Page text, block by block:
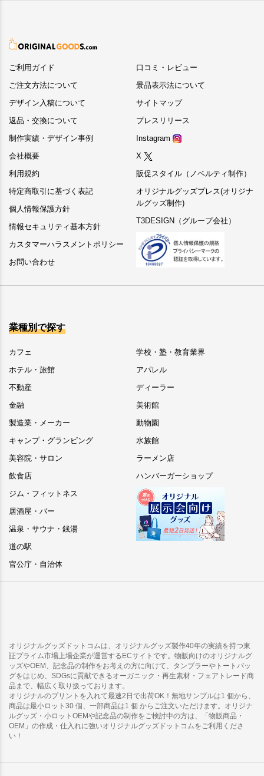
ご利用ガイド
ご注文方法について
デザイン入稿について
返品・交換について
制作実績・デザイン事例
会社概要
利用規約
特定商取引に基づく表記
個人情報保護方針
情報セキュリティ基本方針
カスタマーハラスメントポリシー
お問い合わせ
口コミ・レビュー
景品表示法について
サイトマップ
プレスリリース
Instagram
X
販促スタイル（ノベルティ制作）
オリジナルグッズプレス(オリジナ
ルグッズ制作)
T3DESIGN（グループ会社）
業種別で探す
カフェ
ホテル・旅館
不動産
金融
製造業・メーカー
キャンプ・グランピング
美容院・サロン
飲食店
ジム・フィットネス
居酒屋・バー
温泉・サウナ・銭湯
道の駅
官公庁・自治体
学校・塾・教育業界
アパレル
ディーラー
美術館
動物園
水族館
ラーメン店
ハンバーガーショップ
オリジナルグッズドットコムは、オリジナルグッズ製作40年の実績を持つ東
証プライム市場上場企業が運営するECサイトです。物販向けのオリジナルグ
ッズやOEM、記念品の制作をお考えの方に向けて、タンブラーやトートバッ
グをはじめ、SDGsに貢献できるオーガニック・再生素材・フェアトレード商
品まで、幅広く取り扱っております。
オリジナルのプリントを入れて最速2日で出荷OK！無地サンプルは1 個から、
商品は最小ロット30 個、一部商品は1 個 からご注文いただけます。オリジナ
ルグッズ・小ロットOEMや記念品の制作をご検討中の方は、「物販商品・
OEM」の作成・仕入れに強いオリジナルグッズドットコムをご利用くださ
い！